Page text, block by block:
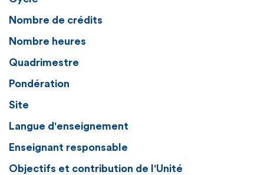
Nombre de crédits
Nombre heures
Quadrimestre
Pondération
Site
Langue d'enseignement
Enseignant responsable
Objectifs et contribution de l'Unité